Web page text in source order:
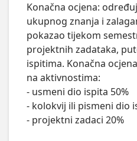
Konačna ocjena:
ukupnog znanja i
pokazao tijekom
projektnih zadataka,
ispitima. Konačna
na aktivnostima:
- usmeni dio ispita 50%
- kolokvij ili pismeni dio
- projektni zadaci 20%